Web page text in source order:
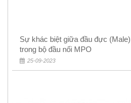
Sự khác biệt giữa đầu đực
trong bộ đầu nối MPO
25-09-2023